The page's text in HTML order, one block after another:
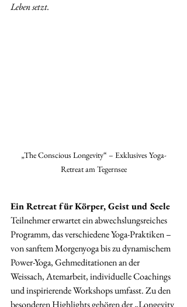
Leben setzt.
„The Conscious Longevity“ – Exklusives Yoga-
Retreat am Tegernsee
Ein Retreat für Körper, Geist und Seele
Teilnehmer erwartet ein abwechslungsreiches
Programm, das verschiedene Yoga-Praktiken –
von sanftem Morgenyoga bis zu dynamischem
Power-Yoga, Gehmeditationen an der
Weissach, Atemarbeit, individuelle Coachings
und inspirierende Workshops umfasst. Zu den